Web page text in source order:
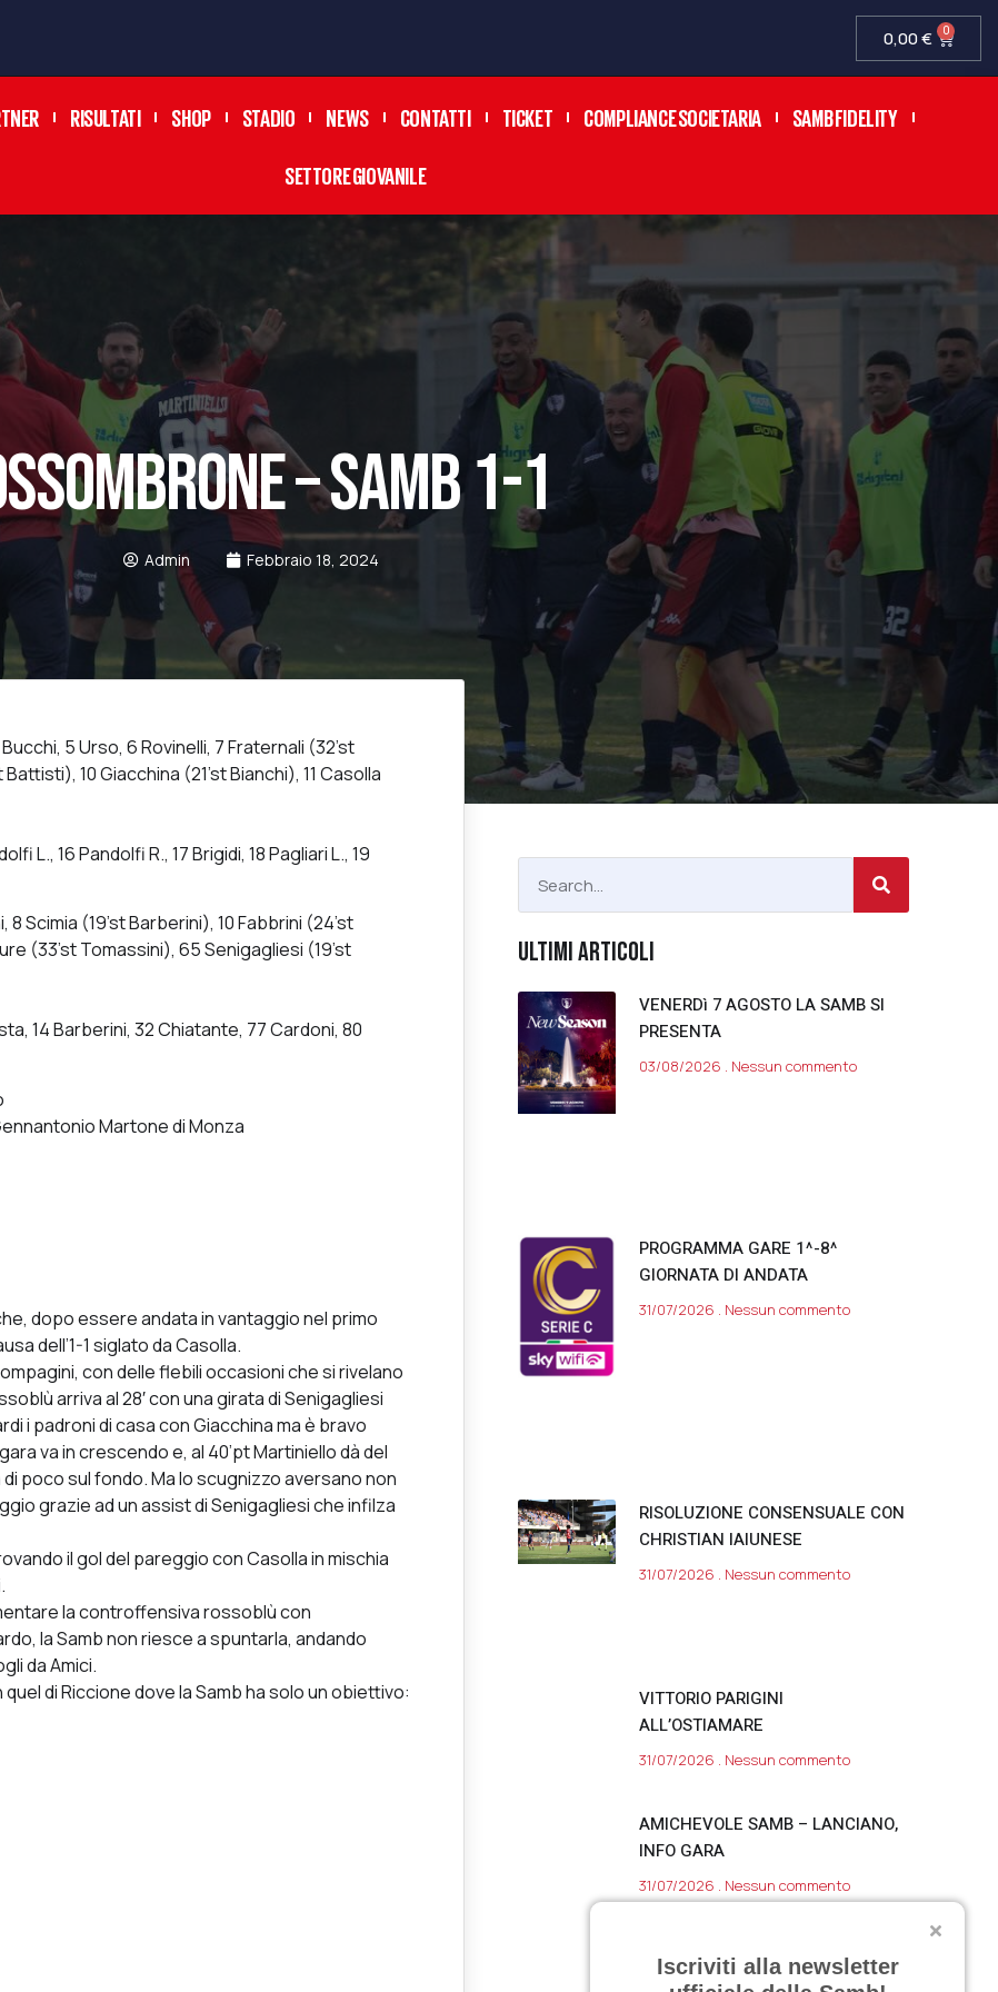
0,00€ 0
RISULTATI SHOP STADIO NEWS CONTATTI TICKET COMPLIANCE SOCIETARIA SAMB FIDELITY
SETTORE GIOVANILE
– SAMB 1-1
Admin Febbraio 18, 2024
5 Urso, 6 Rovinelli, 7 Fraternali (32’st
10 Giacchina (21’st Bianchi), 11 Casolla
L., 16 Pandolfi R., 17 Brigidi, 18 Pagliari L., 19
8 Scimia (19’st Barberini), 10 Fabbrini (24’st
(33’st Tomassini), 65 Senigagliesi (19’st
14 Barberini, 32 Chiatante, 77 Cardoni, 80
Martone di Monza
dopo essere andata in vantaggio nel primo
dell’1-1 siglato da Casolla.
con delle flebili occasioni che si rivelano
arriva al 28′ con una girata di Senigagliesi
i padroni di casa con Giacchina ma è bravo
va in crescendo e, al 40’pt Martiniello dà del
poco sul fondo. Ma lo scugnizzo aversano non
grazie ad un assist di Senigagliesi che infilza
il gol del pareggio con Casolla in mischia
la controffensiva rossoblù con
la Samb non riesce a spuntarla, andando
da Amici.
di Riccione dove la Samb ha solo un obiettivo:
ULTIMI ARTICOLI
VENERDì 7 AGOSTO LA SAMB SI
PRESENTA
03/08/2026 Nessun commento
PROGRAMMA GARE 1^-8^
GIORNATA DI ANDATA
31/07/2026 Nessun commento
RISOLUZIONE CONSENSUALE CON
CHRISTIAN IAIUNESE
31/07/2026 Nessun commento
VITTORIO PARIGINI
ALL’OSTIAMARE
31/07/2026 Nessun commento
AMICHEVOLE SAMB – LANCIANO,
INFO GARA
31/07/2026 Nessun commento
30/07/2026Nessun commento
Iscriviti alla newsletter